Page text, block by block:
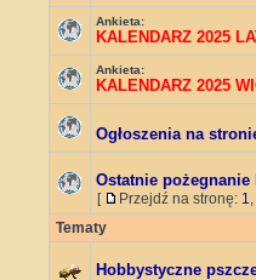
Ankieta:
KALENDARZ 2025
Ankieta:
KALENDARZ 2025
Ogłoszenia na
Ostatnie
[ Przejdź na stronę: 1,
Tematy
Hobbystyczne